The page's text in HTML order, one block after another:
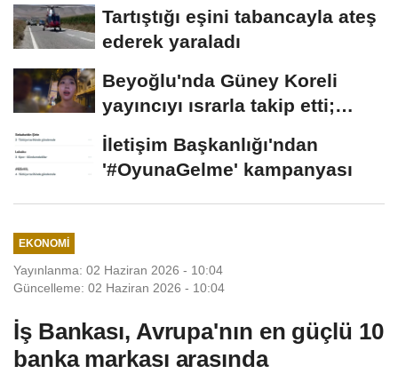
Tartıştığı eşini tabancayla ateş
ederek yaraladı
Beyoğlu'nda Güney Koreli
yayıncıyı ısrarla takip etti;
davranışlarıyla...
İletişim Başkanlığı'ndan
'#OyunaGelme' kampanyası
EKONOMI
Yayınlanma: 02 Haziran 2026 - 10:04
Güncelleme: 02 Haziran 2026 - 10:04
İş Bankası, Avrupa'nın en güçlü 10
banka markası arasında